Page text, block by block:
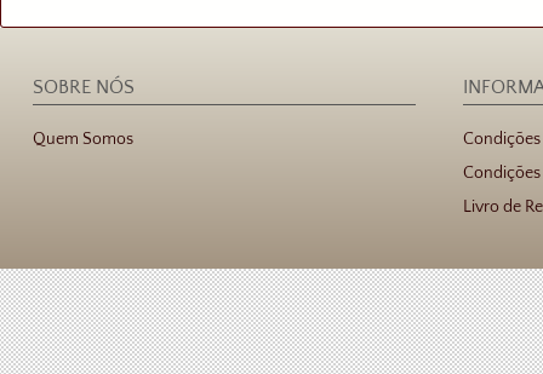
SOBRE NÓS
Quem Somos
Condições
Livro de